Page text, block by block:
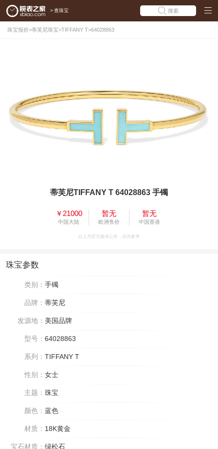
> 查珠宝 搜索
珠宝报价>蒂芙尼珠宝>TIFFANY T>64028863
蒂芙尼TIFFANY T 64028863 手镯
￥21000
中国大陆
暂无
欧洲售价
暂无
中国香港
以上为官方媒体公价，仅供参考
珠宝参数
类别： 手镯
品牌： 蒂芙尼
发源地： 美国品牌
型号： 64028863
系列： TIFFANY T
性别： 女士
主题： 珠宝
颜色： 蓝色
材质： 18K黄金
宝石材质： 绿松石